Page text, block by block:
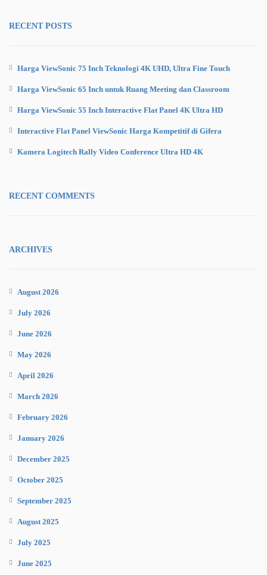
RECENT POSTS
Harga ViewSonic 75 Inch Teknologi 4K UHD, Ultra Fine Touch
Harga ViewSonic 65 Inch untuk Ruang Meeting dan Classroom
Harga ViewSonic 55 Inch Interactive Flat Panel 4K Ultra HD
Interactive Flat Panel ViewSonic Harga Kompetitif di Gifera
Kamera Logitech Rally Video Conference Ultra HD 4K
RECENT COMMENTS
ARCHIVES
August 2026
July 2026
June 2026
May 2026
April 2026
March 2026
February 2026
January 2026
December 2025
October 2025
September 2025
August 2025
July 2025
June 2025